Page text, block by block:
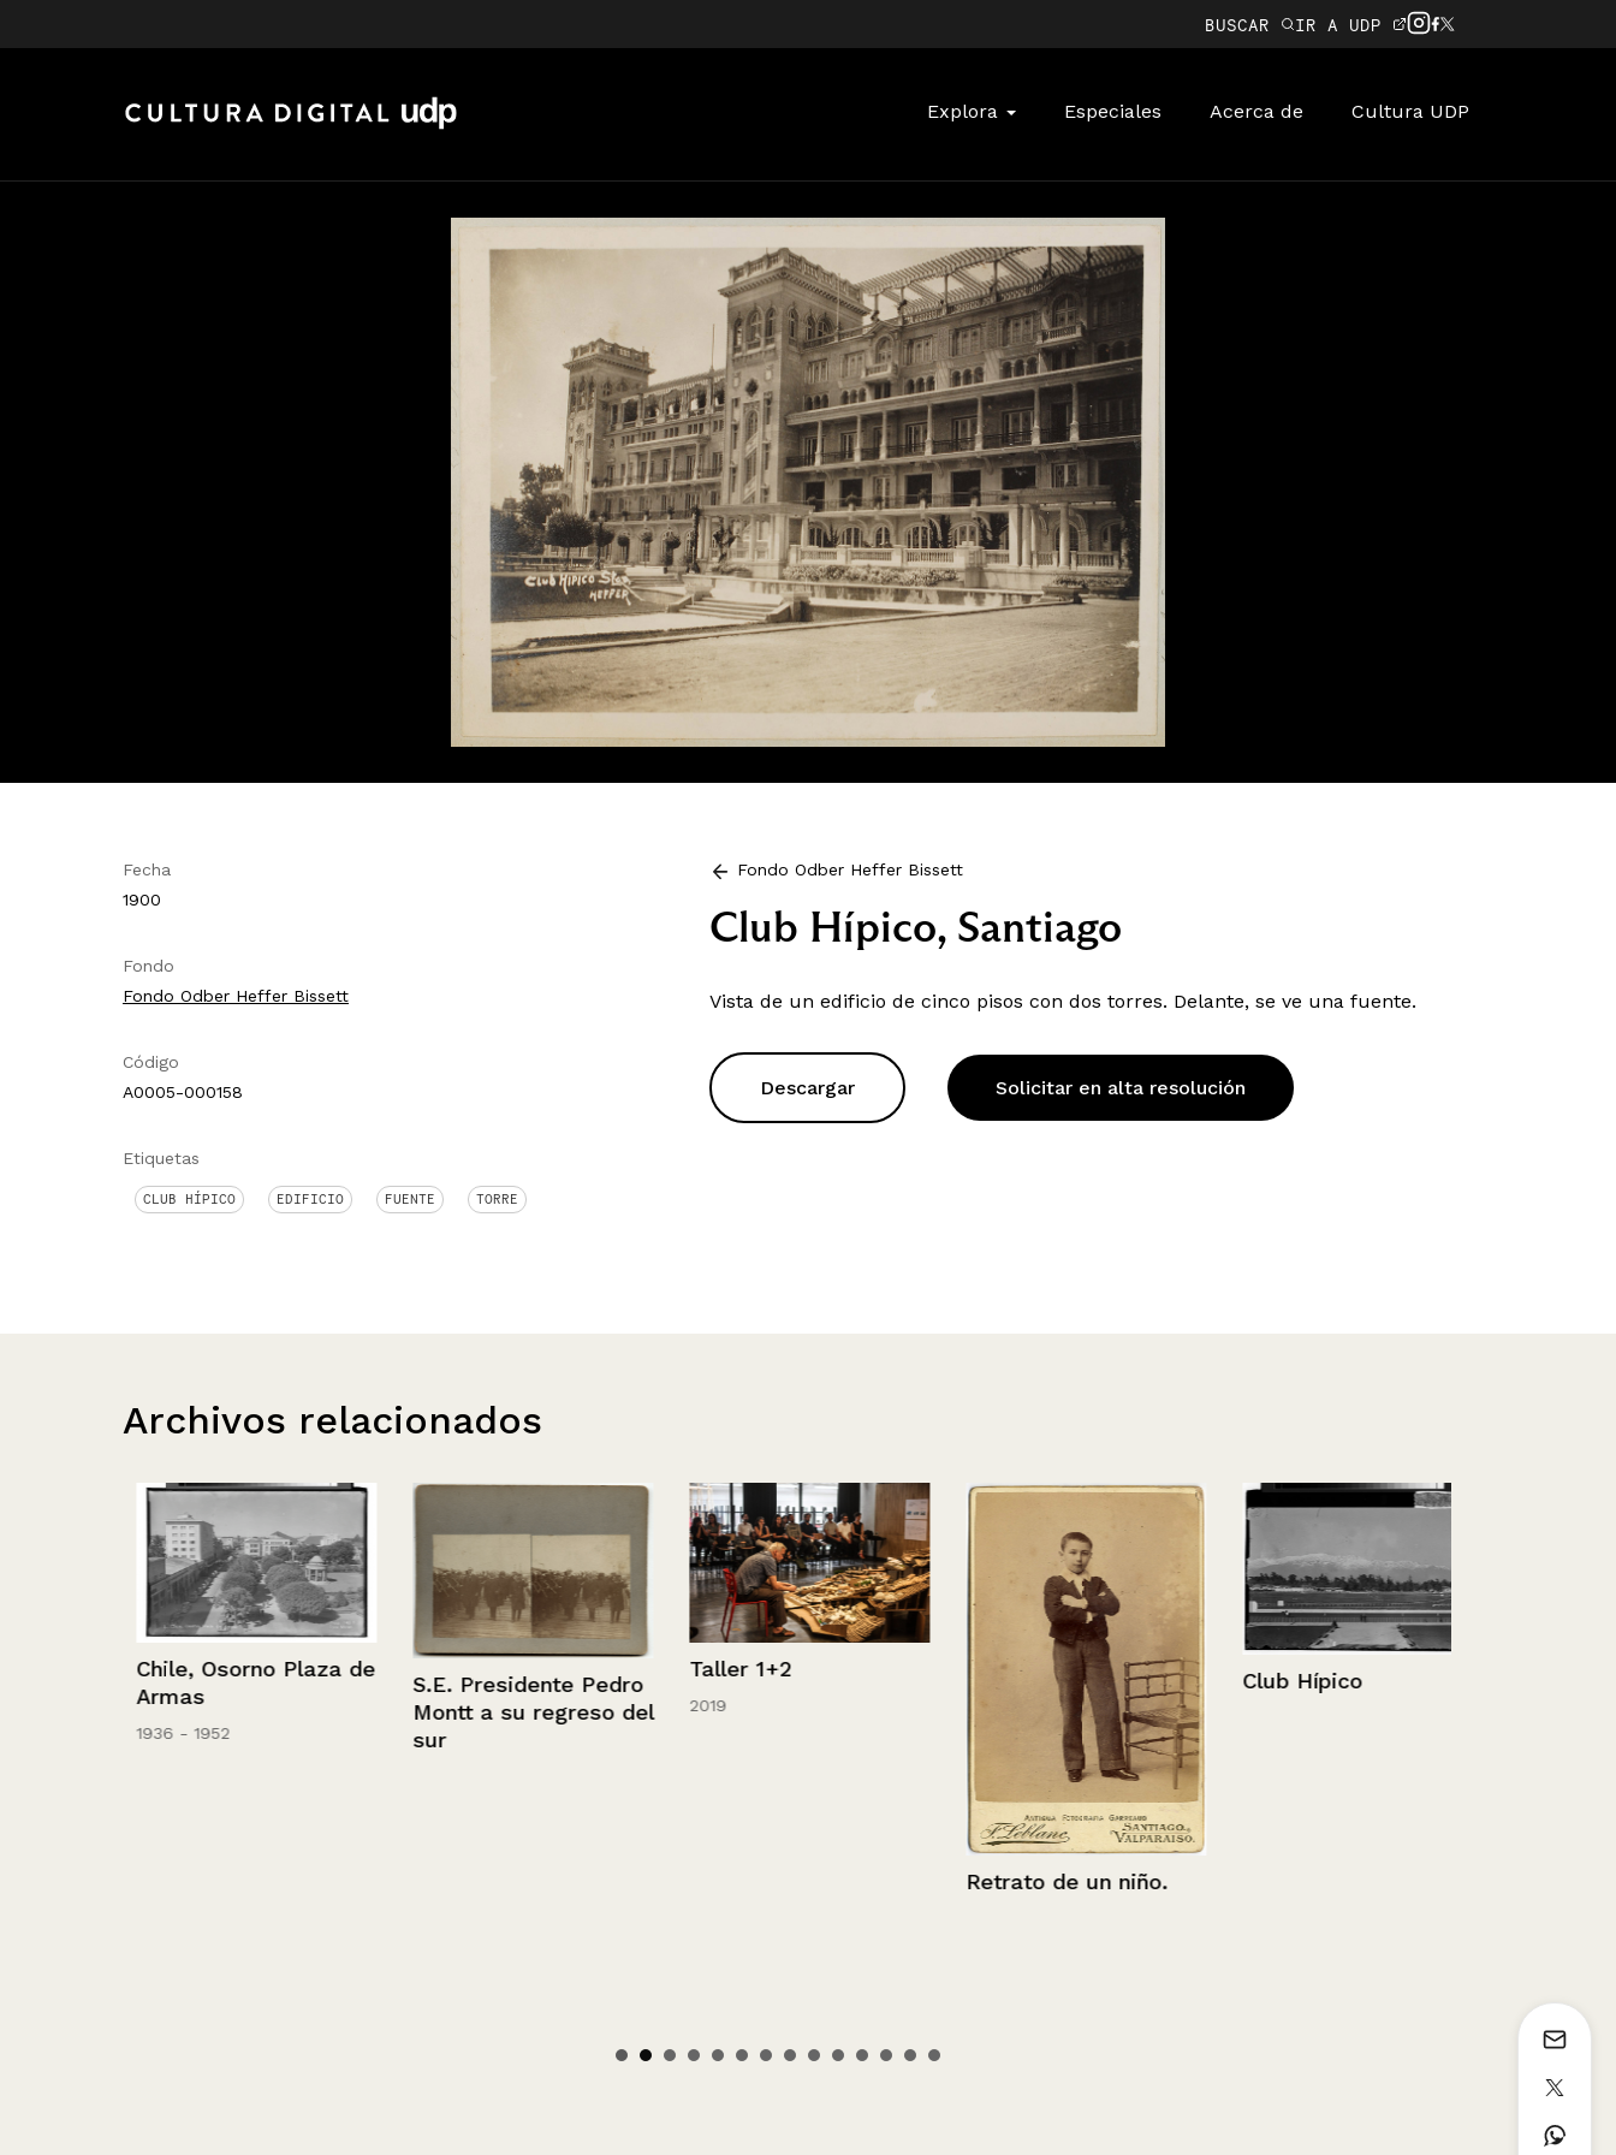
BUSCAR IR A UDP
Explora Especiales Acerca de Cultura UDP
Fecha
1900
Fondo
Fondo Odber Heffer Bissett
Código
A0005-000158
Etiquetas
CLUB HÍPICO EDIFICIO FUENTE TORRE
Fondo Odber Heffer Bissett
Club Hípico, Santiago
Vista de un edificio de cinco pisos con dos torres. Delante, se ve una fuente.
Descargar Solicitar en alta resolución
Archivos relacionados
Chile, Osorno Plaza de
Armas
1936 - 1952
S.E. Presidente Pedro
Montt a su regreso del
sur
Taller 1+2
2019
Retrato de un niño.
Club Hípico